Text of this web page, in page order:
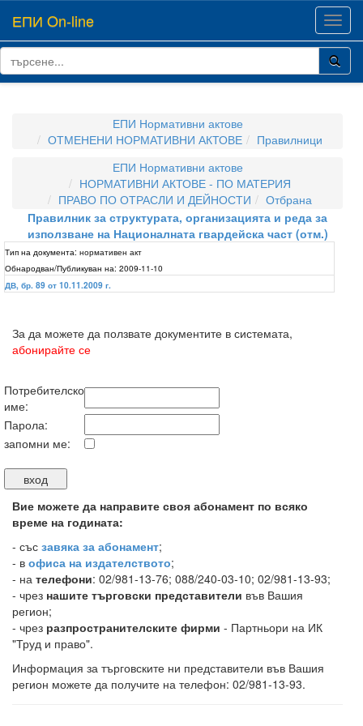
ЕПИ On-line
ЕПИ Нормативни актове
ОТМЕНЕНИ НОРМАТИВНИ АКТОВЕ
Правилници
ЕПИ Нормативни актове
НОРМАТИВНИ АКТОВЕ - ПО МАТЕРИЯ
ПРАВО ПО ОТРАСЛИ И ДЕЙНОСТИ
Отбрана
Правилник за структурата, организацията и реда за
използване на Националната гвардейска част (отм.)
Тип на документа: нормативен акт
Обнародван/Публикуван на: 2009-11-10
ДВ, бр. 89 от 10.11.2009 г.
За да можете да ползвате документите в системата,
абонирайте се
Потребителско
име:
Парола:
запомни ме:
Вие можете да направите своя абонамент по всяко
време на годината:
- със завяка за абонамент;
- в офиса на издателството;
- на телефони: 02/981-13-76; 088/240-03-10; 02/981-13-93;
- чрез нашите търговски представители във Вашия
регион;
- чрез разпространителските фирми - Партньори на ИК
"Труд и право".
Информация за търговските ни представители във Вашия
регион можете да получите на телефон: 02/981-13-93.